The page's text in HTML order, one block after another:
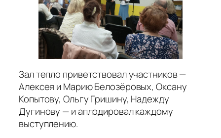
Зал тепло приветствовал участников —
Алексея и Марию Белозёровых, Оксану
Копытову, Ольгу Гришину, Надежду
Дугинову — и аплодировал каждому
выступлению.